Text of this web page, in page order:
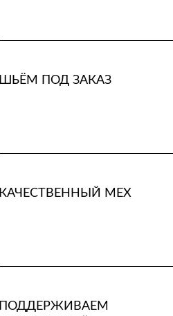
ШЬЁМ ПОД ЗАКАЗ
КАЧЕСТВЕННЫЙ МЕХ
ПОДДЕРЖИВАЕМ